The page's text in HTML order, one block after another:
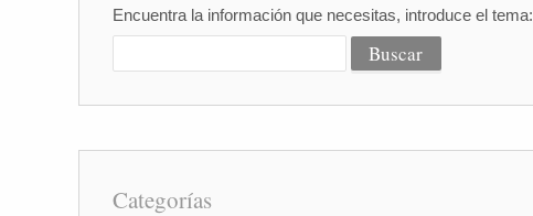
Encuentra la información que necesitas, introduce el tema:
Categorías